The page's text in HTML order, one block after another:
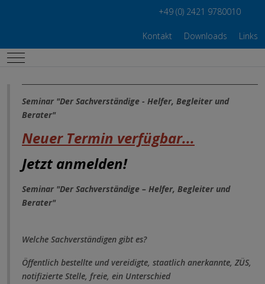
+49 (0) 2421 9780010
Kontakt Downloads
Links
Mobile Menu Toggle
Seminar "Der Sachverständige - Helfer, Begleiter und
Berater"
Neuer Termin verfügbar...
Jetzt anmelden!
Seminar "Der Sachverständige – Helfer, Begleiter und
Berater"
Welche Sachverständigen gibt es?
Öffentlich bestellte und vereidigte, staatlich anerkannte, ZÜS,
notifizierte Stelle, freie, ein Unterschied